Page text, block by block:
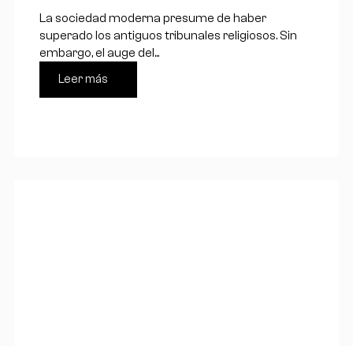
La sociedad moderna presume de haber
superado los antiguos tribunales religiosos. Sin
embargo, el auge del...
Leer más